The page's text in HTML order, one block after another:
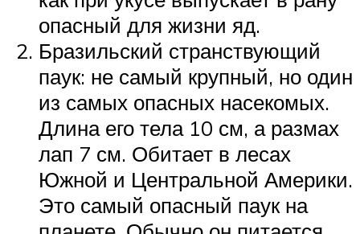
опасный для жизни яд.
Бразильский странствующий
паук: не самый крупный, но один
из самых опасных насекомых.
Длина его тела 10 см, а размах
лап 7 см. Обитает в лесах
Южной и Центральной Америки.
Это самый опасный паук на